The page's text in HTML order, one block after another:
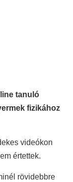
tanuló
fizikához
videókon
értettek.
rövidebbre